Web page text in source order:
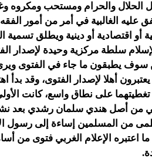
الحلال والحرام ومستحب ومكروه
الغالبية في أمر من أمور
أو اقتصادية أو دينية ويطلق
سلطة مركزية وحيدة لإصدار
سوف يطبقون ما جاء في الفتوى
أهلا لإصدار الفتوى، وقد بدأ
على نطاق واسع، كانت
من أصل هندي سلمان رشدي بعد
من المسلمين إساءة إلى رسول